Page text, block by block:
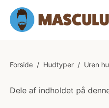
Forside / Hudtyper / Uren
Dele af indholdet på